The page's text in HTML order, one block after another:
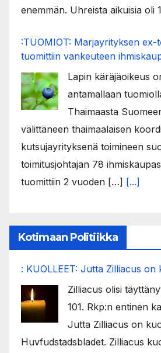
enemmän. Uhreista aikuisia oli
:TUOMIOT: Marjayrityksen ex-
tuomittiin vankeuteen
Lapin käräjäoikeus
antamallaan
Thaimaasta
välittäneen thaimaalaisen
kutsujayrityksenä toimineen
toimitusjohtajan 78
tuomittiin 2 vuoden […] [...]
Kotimaan Politiikka
: KUOLLEET: Jutta Zilliacus on
Zilliacus olisi
101. Rkp:n entinen
Jutta Zilliacus on
Huvfudstadsbladet. Zilliacus